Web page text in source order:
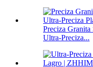
Preciza
Ultra-Preciza...